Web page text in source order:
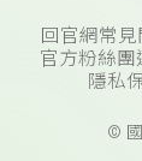
回官網常見
官方粉絲團
隱私
©